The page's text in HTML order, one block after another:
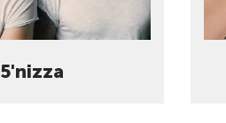
5'nizza